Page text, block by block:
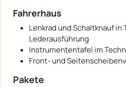
Fahrerhaus
Lenkrad und Schaltknauf in
Lederausführung
Instrumententafel im
Front- und
Pakete